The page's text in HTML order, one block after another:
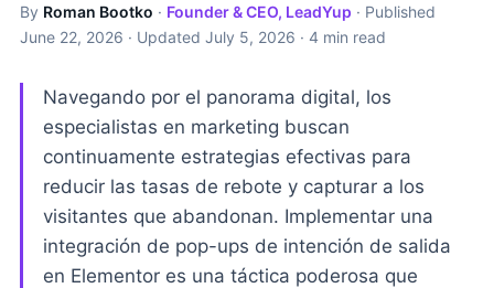
By Roman Bootko · Founder & CEO, LeadYup · Published
June 22, 2026 · Updated July 5, 2026 · 4 min read
Navegando por el panorama digital, los
especialistas en marketing buscan
continuamente estrategias efectivas para
reducir las tasas de rebote y capturar a los
visitantes que abandonan. Implementar una
integración de pop-ups de intención de salida
en Elementor es una táctica poderosa que